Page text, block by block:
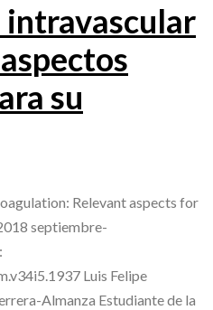
intravascular
su
Relevant aspects for
septiembre-
Luis Felipe
Almanza Estudiante de la